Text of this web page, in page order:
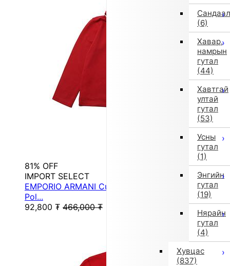
Сандаал
(6)
Хавар,
намрын
гутал
(44)
Хавтгай
ултай
гутал
(53)
Усны
гутал
(1)
Энгийн
гутал
(19)
Нярайн
гутал
(4)
Хувцас
(837)
81% OFF
IMPORT SELECT
EMPORIO ARMANI Cut-and-sew Top, Lightweight
Pol...
92,800 ₮ 466,000 ₮